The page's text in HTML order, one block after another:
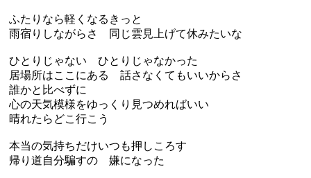
ふたりなら軽くなるきっと
雨宿りしながらさ 同じ雲見上げて休みたいな
ひとりじゃない ひとりじゃなかった
居場所はここにある 話さなくてもいいからさ
誰かと比べずに
心の天気模様をゆっくり見つめればいい
晴れたらどこ行こう
本当の気持ちだけいつも押しころす
帰り道自分騙すの 嫌になった